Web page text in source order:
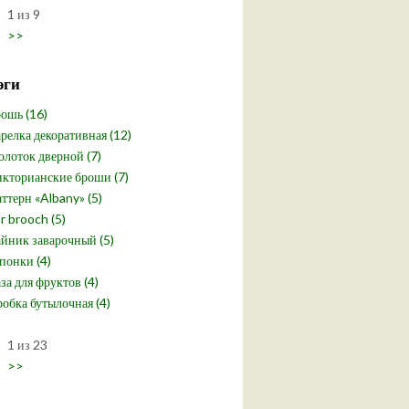
1 из 9
>>
(16)
декоративная (12)
дверной (7)
броши (7)
«Albany» (5)
brooch (5)
заварочный (5)
(4)
для фруктов (4)
бутылочная (4)
1 из 23
>>